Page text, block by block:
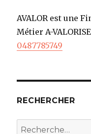
AVALOR est une
Métier A-
0487785749
RECHERCHER
Recherche